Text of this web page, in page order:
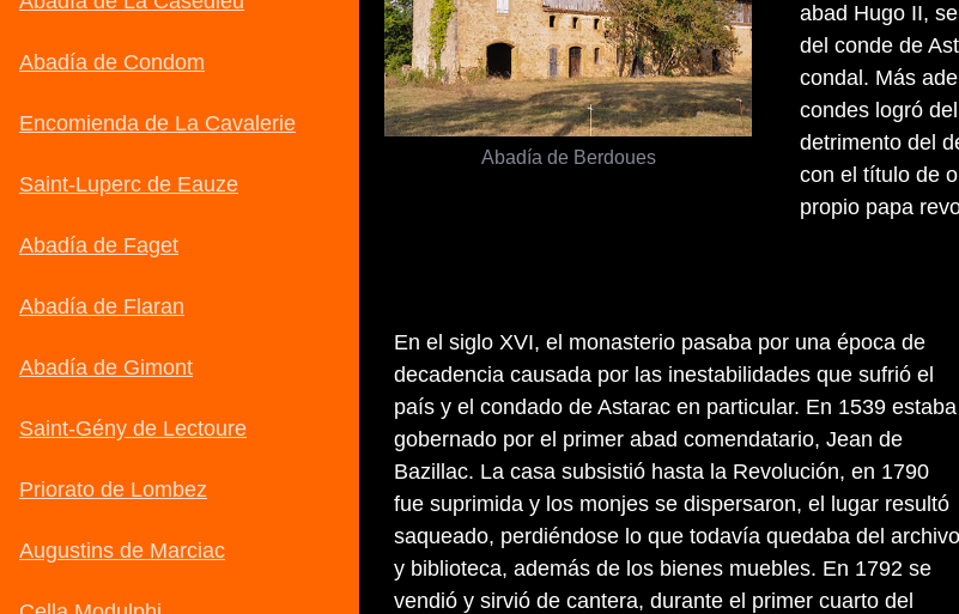
Abadía de Berdoues
abad Hugo II,
del conde de
condal. Más
condes logró
detrimento del
con el título de
propio papa
En el siglo XVI, el monasterio pasaba por una época de
decadencia causada por las inestabilidades que sufrió el
país y el condado de Astarac en particular. En 1539 estaba
gobernado por el primer abad comendatario, Jean de
Bazillac. La casa subsistió hasta la Revolución, en 1790
fue suprimida y los monjes se dispersaron, el lugar resultó
saqueado, perdiéndose lo que todavía quedaba del archivo
y biblioteca, además de los bienes muebles. En 1792 se
vendió y sirvió de cantera, durante el primer cuarto del